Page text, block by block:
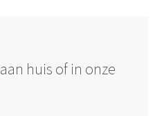
aan huis of in onze